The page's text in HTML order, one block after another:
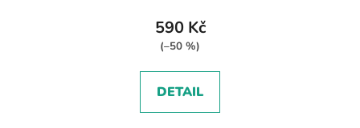
590 Kč
(–50 %)
DETAIL